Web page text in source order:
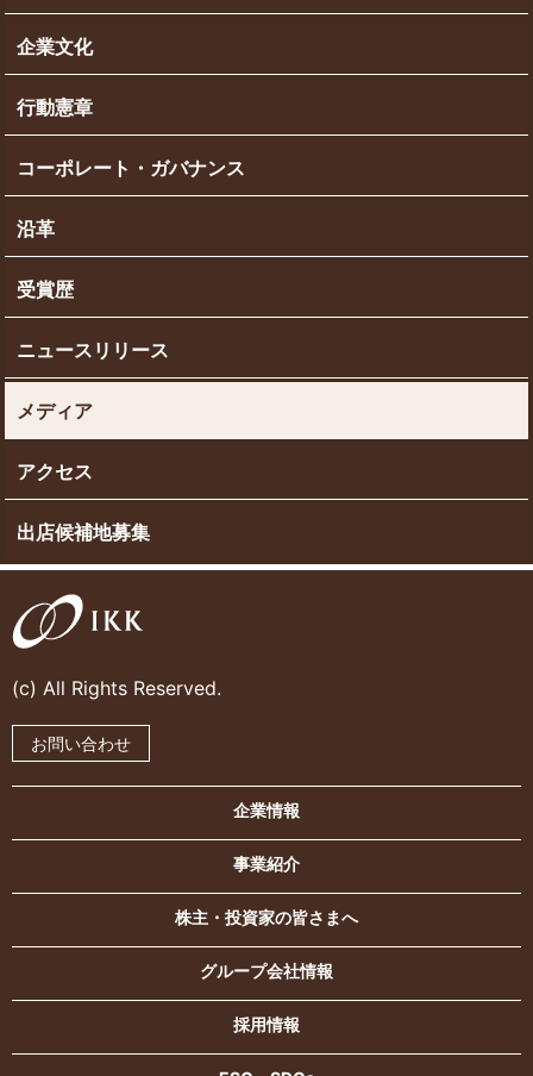
企業文化
行動憲章
コーポレート・ガバナンス
沿革
受賞歴
ニュースリリース
メディア
アクセス
出店候補地募集
(c) All Rights Reserved.
お問い合わせ
企業情報
事業紹介
株主・投資家の皆さまへ
グループ会社情報
採用情報